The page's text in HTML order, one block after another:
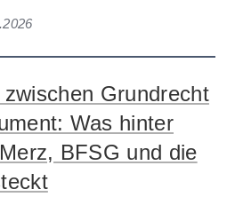
Grundrecht
Was hinter
BFSG und die